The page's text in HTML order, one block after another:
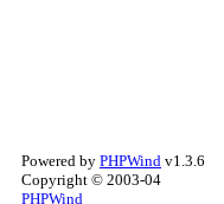
Powered by PHPWind v1.3.6
Copyright © 2003-04
PHPWind